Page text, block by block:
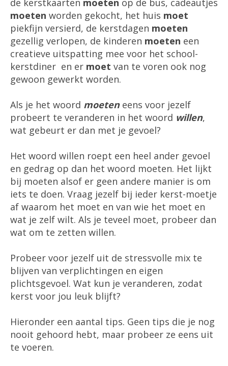
de kerstkaarten moeten op de bus, cadeautjes
moeten worden gekocht, het huis moet
piekfijn versierd, de kerstdagen moeten
gezellig verlopen, de kinderen moeten een
creatieve uitspatting mee voor het school-
kerstdiner en er moet van te voren ook nog
gewoon gewerkt worden.
Als je het woord moeteneens voor jezelf
probeert te veranderen in het woord willen,
wat gebeurt er dan met je gevoel?
Het woord willen roept een heel ander gevoel
en gedrag op dan het woord moeten. Het lijkt
bij moeten alsof er geen andere manier is om
iets te doen. Vraag jezelf bij ieder kerst-moetje
af waarom het moet en van wie het moet en
wat je zelf wilt. Als je teveel moet, probeer dan
wat om te zetten willen.
Probeer voor jezelf uit de stressvolle mix te
blijven van verplichtingen en eigen
plichtsgevoel. Wat kun je veranderen, zodat
kerst voor jou leuk blijft?
Hieronder een aantal tips. Geen tips die je nog
nooit gehoord hebt, maar probeer ze eens uit
te voeren.